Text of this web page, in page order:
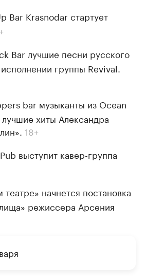
Bar Krasnodar стартует
Bar лучшие песни русского
группы Revival.
bar музыканты из Ocean
хиты Александра
18+
выступит кавер-группа
начнется постановка
режиссера Арсения